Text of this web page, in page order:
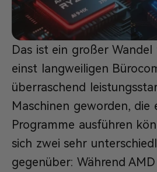
Das ist ein großer Wandel
einst langweiligen
überraschend
Maschinen geworden, die
Programme ausführen
sich zwei sehr
gegenüber: Während